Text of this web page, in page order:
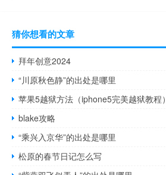
猜你想看的文章
拜年创意2024
“川原秋色静”的出处是哪里
苹果5越狱方法（iphone5完美越狱教程）
blake攻略
“乘兴入京华”的出处是哪里
松原的春节日记怎么写